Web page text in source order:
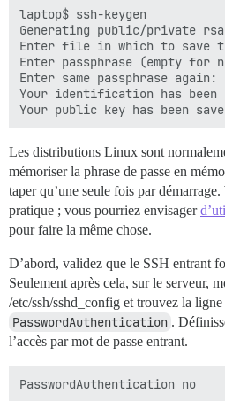
laptop$ ssh-keygen
Generating public/private
Enter file in which to save
Enter passphrase (empty for no
Enter same passphrase again:
Your identification has been
Les distributions Linux sont
mémoriser la phrase de passe en
taper qu’une seule fois par
pratique ; vous pourriez envisager
pour faire la même chose.
D’abord, validez que le SSH entrant
Seulement après cela, sur le serveur,
/etc/ssh/sshd_config et trouvez la ligne
PasswordAuthentication .
l’accès par mot de passe entrant.